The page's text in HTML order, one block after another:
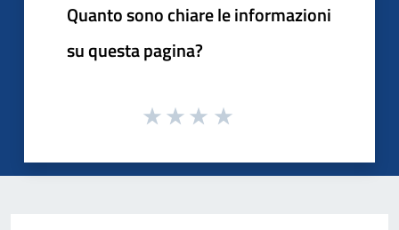
Quanto sono chiare le informazioni
su questa pagina?